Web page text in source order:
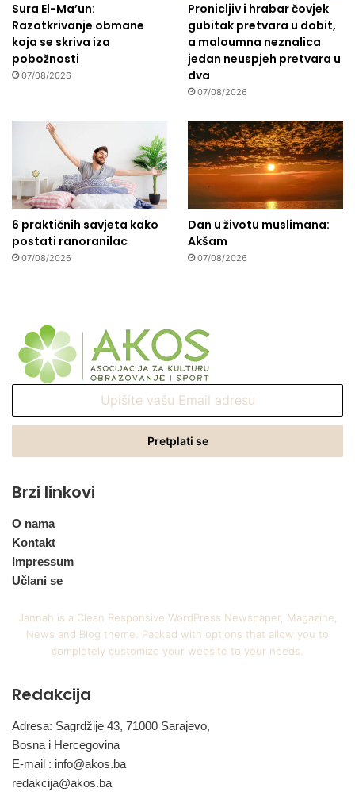
Sura El-Ma’un:
Razotkrivanje obmane
koja se skriva iza
pobožnosti
07/08/2026
Pronicljiv i hrabar čovjek
gubitak pretvara u dobit,
a maloumna neznalica
jedan neuspjeh pretvara u
dva
07/08/2026
6 praktičnih savjeta kako
postati ranoranilac
07/08/2026
Dan u životu muslimana:
Akšam
07/08/2026
Email
Brzi linkovi
O nama
Kontakt
Impressum
Učlani se
Jannah is a Clean Responsive WordPress Newspaper, Magazine,
News and Blog theme. Packed with options that allow you to
completely customize your website to your needs.
Redakcija
Adresa: Sagrdžije 43, 71000 Sarajevo,
Bosna i Hercegovina
E-mail : info@akos.ba
redakcija@akos.ba